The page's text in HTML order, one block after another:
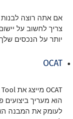
אם אתה רוצה
יותר על הנכסים
OCAT
לעומק את המבנה